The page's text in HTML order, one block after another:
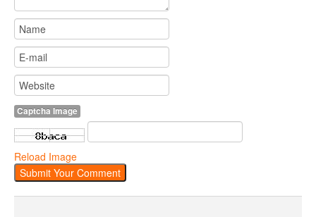
Captcha Image
Reload Image